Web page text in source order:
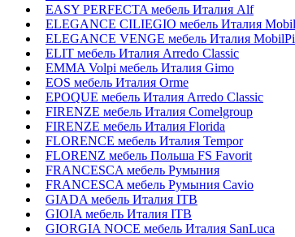
EASY PERFECTA мебель Италия Alf
ELEGANCE CILIEGIO мебель Италия
ELEGANCE VENGE мебель Италия
ELIT мебель Италия Arredo Classic
EMMA Volpi мебель Италия Gimo
EOS мебель Италия Orme
EPOQUE мебель Италия Arredo Classic
FIRENZE мебель Италия Comelgroup
FIRENZE мебель Италия Florida
FLORENCE мебель Италия Tempor
FLORENZ мебель Польша FS Favorit
FRANCESCA мебель Румыния
FRANCESCA мебель Румыния Cavio
GIADA мебель Италия ITB
GIOIA мебель Италия ITB
GIORGIA NOCE мебель Италия SanLuca